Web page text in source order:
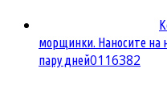
морщинки. Наносите на
пару дней0116382